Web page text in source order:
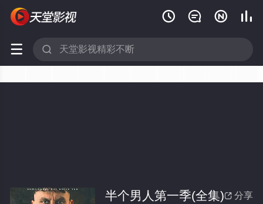
   
 
 分享
半个男人第一季(全集)